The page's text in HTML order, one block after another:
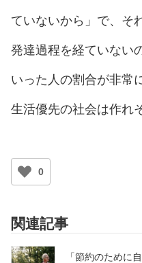
ていないから」で、そ
発達過程を経ていない
いった人の割合が非常
生活優先の社会は作れ
0
関連記事
「節約のために